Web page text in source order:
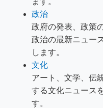
政治
政府の発表、政策
政治の最新ニュー
します。
文化
アート、文学、伝
する文化ニュース
す。